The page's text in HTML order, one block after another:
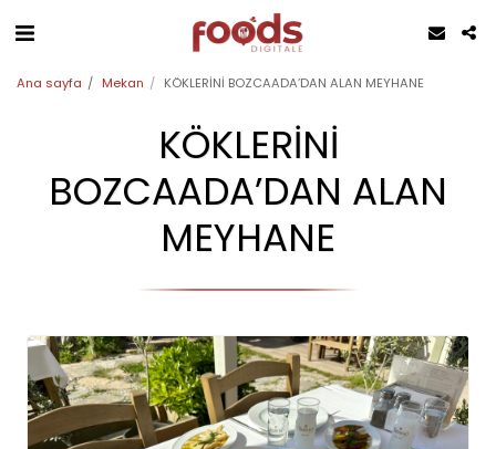
Ana sayfa Mekan KÖKLERİNİ BOZCAADA’DAN ALAN MEYHANE
KÖKLERİNİ
BOZCAADA’DAN ALAN
MEYHANE